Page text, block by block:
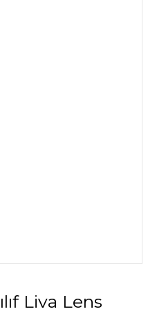
Liva Lens